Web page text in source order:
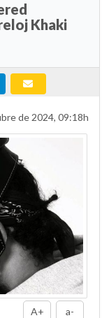
Khaki
de 2024, 09:18h
A+ a-